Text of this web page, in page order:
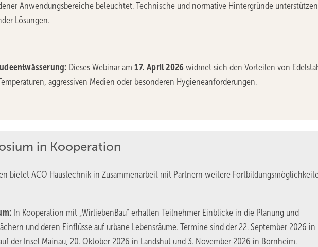
Anwendungsbereiche beleuchtet. Technische und normative Hintergründe
Lösungen.
Dieses Webinar am17. April 2026 widmet sich den Vorteilen von
aggressiven Medien oder besonderen Hygieneanforderungen.
in Kooperation
bietet ACO Haustechnik in Zusammenarbeit mit Partnern weitere
In Kooperation mit „WirliebenBau“ erhalten Teilnehmer Einblicke in die Planung und
und deren Einflüsse auf urbane Lebensräume. Termine sind der 22. September 2026 in
der Insel Mainau, 20. Oktober 2026 in Landshut und 3. November 2026 in Bornheim.